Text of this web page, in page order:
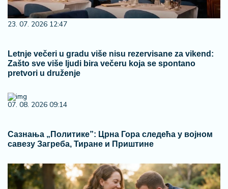
23. 07. 2026 12:47
Letnje večeri u gradu više nisu rezervisane za vikend:
Zašto sve više ljudi bira večeru koja se spontano
pretvori u druženje
07. 08. 2026 09:14
Сазнања „Политике”: Црна Гора следећа у војном
савезу Загреба, Тиране и Приштине